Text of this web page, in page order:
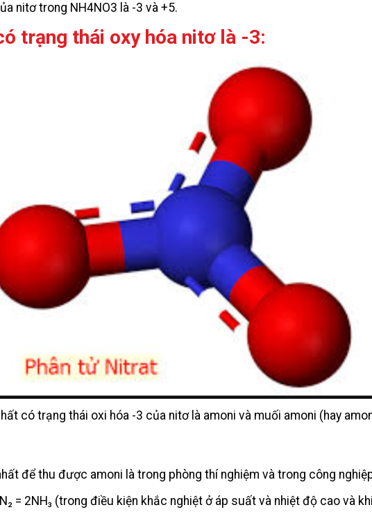
nitơ trong NH4NO3 là -3 và +5.
trạng thái oxy hóa nitơ là -3:
có trạng thái oxi hóa -3 của nitơ là amoni và muối amoni (hay
để thu được amoni là trong phòng thí nghiệm và trong công
= 2NH₃ (trong điều kiện khắc nghiệt ở áp suất và nhiệt độ cao và